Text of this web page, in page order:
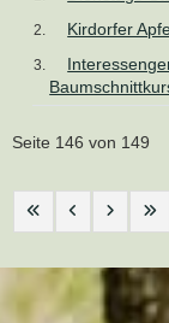
Kirdorfer
Seite 146 von 149